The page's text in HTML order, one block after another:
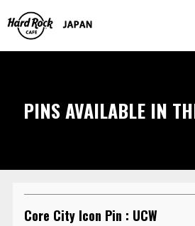
PINS AVAILABLE IN
Core City Icon Pin : UCW